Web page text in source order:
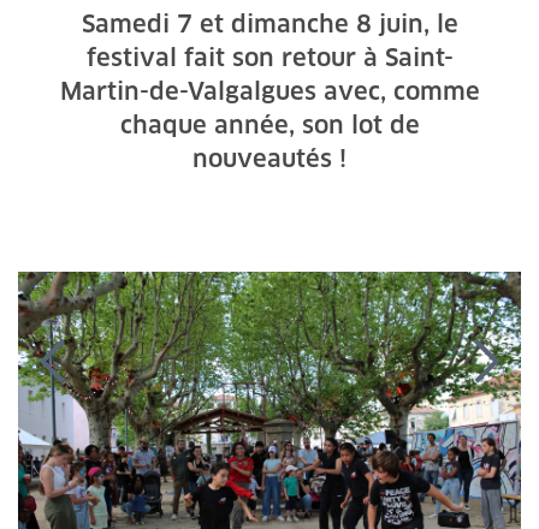
Samedi 7 et dimanche 8 juin, le
festival fait son retour à Saint-
Martin-de-Valgalgues avec, comme
chaque année, son lot de
nouveautés !